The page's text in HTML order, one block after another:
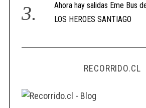
Ahora hay salidas Eme Bus
LOS HEROES SANTIAGO
RECORRIDO.CL